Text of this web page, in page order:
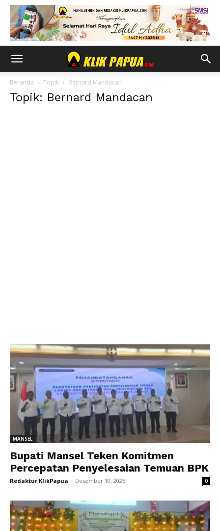
Beranda Topik Bernard Mandacan
Topik: Bernard Mandacan
MANSEL
Bupati Mansel Teken Komitmen
Percepatan Penyelesaian Temuan BPK
Redaktur KlikPapua - Desember 10, 2025 0